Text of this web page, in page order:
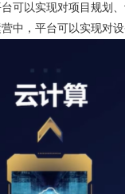
可以实现对项目规划
中，平台可以实现对